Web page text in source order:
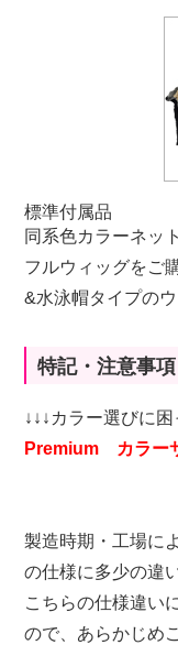
標準付属品
同系色カラーネッ
フルウィッグをご
&水泳帽タイプの
特記・注意事項
↓↓↓カラー選びに
Premium カラー
製造時期・工場に
の仕様に多少の違
こちらの仕様違い
ので、あらかじめ